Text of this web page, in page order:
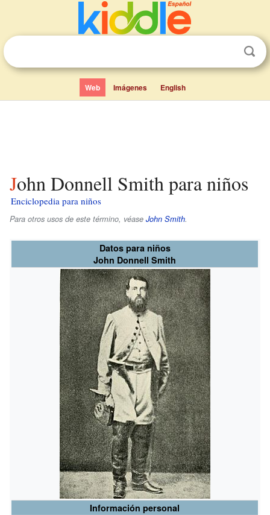
Web Imágenes English
John Donnell Smith para niños
Enciclopedia para niños
Para otros usos de este término, véase John Smith.
Datos para niños
John Donnell Smith
Información personal